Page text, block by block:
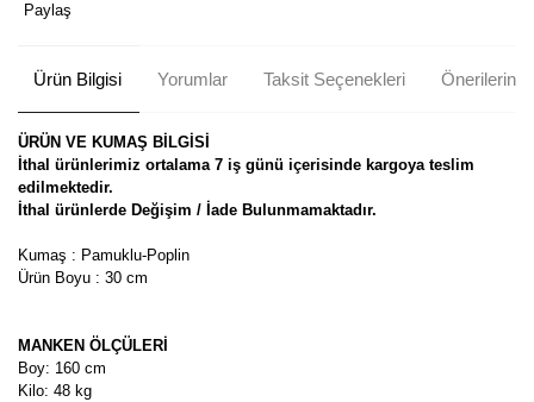
Paylaş
Ürün Bilgisi Yorumlar Taksit Seçenekleri Önerileriniz
ÜRÜN VE KUMAŞ BİLGİSİ
İthal ürünlerimiz ortalama 7 iş günü içerisinde kargoya teslim
edilmektedir.
İthal ürünlerde Değişim / İade Bulunmamaktadır.
Kumaş : Pamuklu-Poplin
Ürün Boyu : 30 cm
MANKEN ÖLÇÜLERİ
Boy: 160 cm
Kilo: 48 kg